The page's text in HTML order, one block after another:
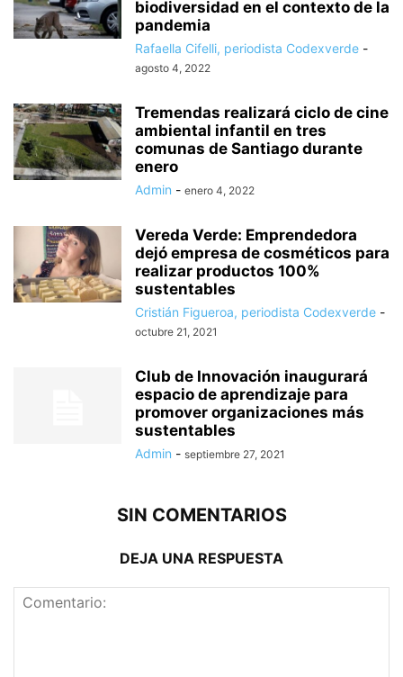
biodiversidad en el contexto de la
pandemia
Rafaella Cifelli, periodista Codexverde -
agosto 4, 2022
Tremendas realizará ciclo de cine
ambiental infantil en tres
comunas de Santiago durante
enero
Admin - enero 4, 2022
Vereda Verde: Emprendedora
dejó empresa de cosméticos para
realizar productos 100%
sustentables
Cristián Figueroa, periodista Codexverde -
octubre 21, 2021
Club de Innovación inaugurará
espacio de aprendizaje para
promover organizaciones más
sustentables
Admin - septiembre 27, 2021
SIN COMENTARIOS
DEJA UNA RESPUESTA